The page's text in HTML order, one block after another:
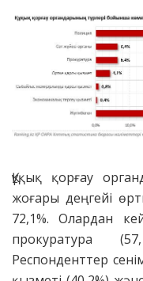
Құқық қорғау
жоғары деңгейі
72,1%. Олардан
прокуратура
Респонденттер